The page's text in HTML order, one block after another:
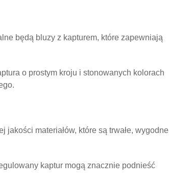
będą bluzy z kapturem, które zapewniają
o prostym kroju i stonowanych kolorach
jakości materiałów, które są trwałe, wygodne
kaptur mogą znacznie podnieść